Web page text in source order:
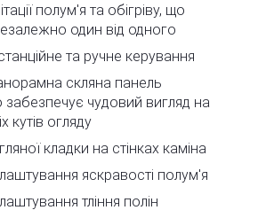
полум'я та обігріву, що
один від одного
та ручне керування
скляна панель
чудовий вигляд на
кутів огляду
кладки на стінках каміна
яскравості полум'я
тління полін